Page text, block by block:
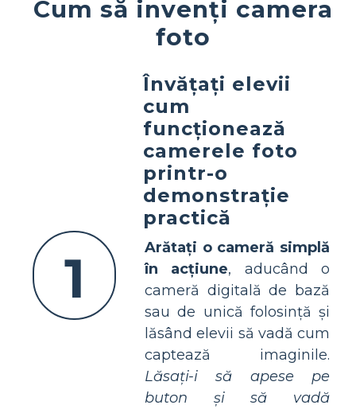
Cum să invenți camera
foto
1
Învățați elevii
cum
funcționează
camerele foto
printr-o
demonstrație
practică
Arătați o cameră simplă
în acțiune, aducând o
cameră digitală de bază
sau de unică folosință și
lăsând elevii să vadă cum
captează imaginile.
Lăsați-i să apese pe
buton și să vadă